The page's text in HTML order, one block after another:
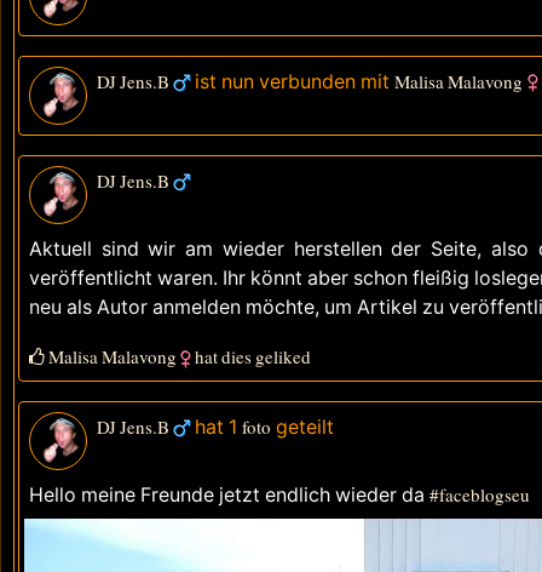
DJ Jens.B ist nun verbunden mit Malisa Malavong
DJ Jens.B
Aktuell sind wir am wieder herstellen der Seite,
veröffentlicht waren. Ihr könnt aber schon fleißig
neu als Autor anmelden möchte, um Artikel zu
Malisa Malavong hat dies geliked
DJ Jens.B hat 1 foto geteilt
Hello meine Freunde jetzt endlich wieder da #faceblogseu